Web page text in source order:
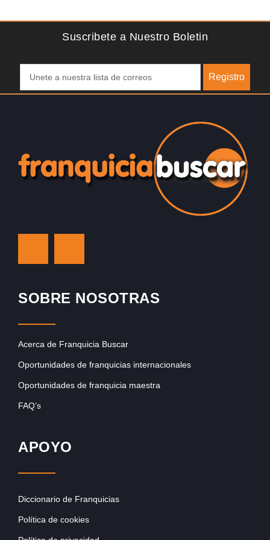
Suscribete a Nuestro Boletin
Registro
SOBRE NOSOTRAS
Acerca de Franquicia Buscar
Oportunidades de franquicias internacionales
Oportunidades de franquicia maestra
FAQ’s
APOYO
Diccionario de Franquicias
Política de cookies